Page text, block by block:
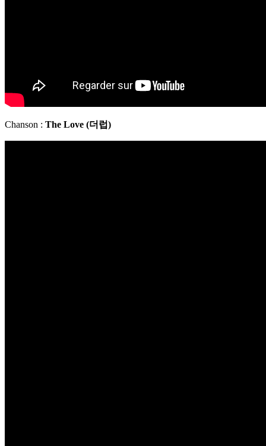
Chanson : The Love (더럽)